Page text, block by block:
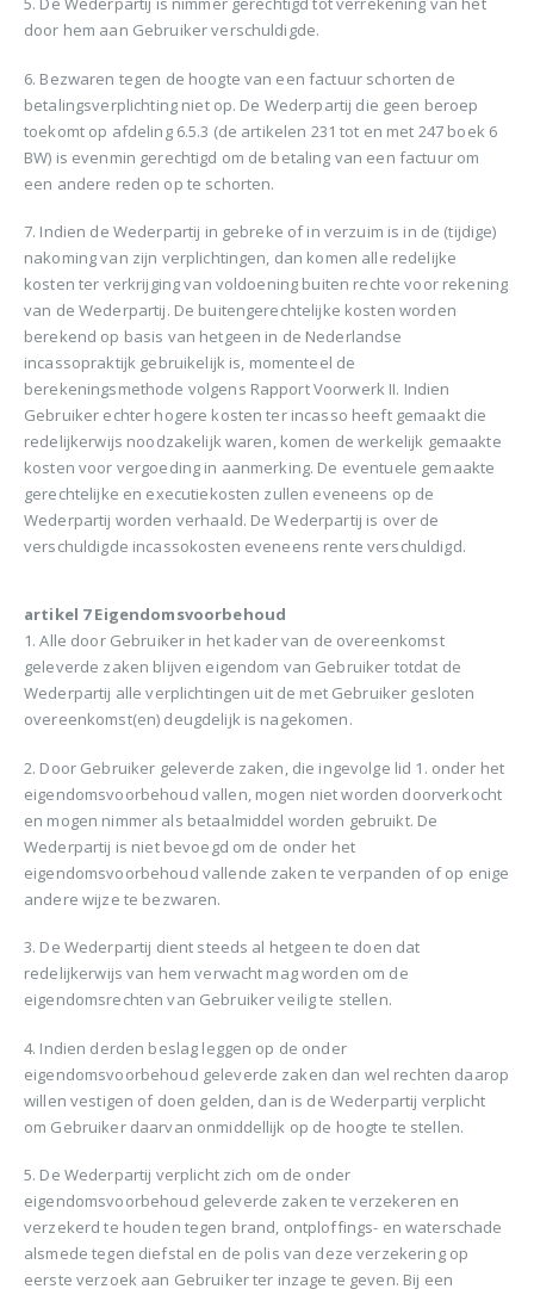
door hem aan Gebruiker verschuldigde.
6. Bezwaren tegen de hoogte van een factuur schorten de
betalingsverplichting niet op. De Wederpartij die geen beroep
toekomt op afdeling 6.5.3 (de artikelen 231 tot en met 247 boek 6
BW) is evenmin gerechtigd om de betaling van een factuur om
een andere reden op te schorten.
7. Indien de Wederpartij in gebreke of in verzuim is in de (tijdige)
nakoming van zijn verplichtingen, dan komen alle redelijke
kosten ter verkrijging van voldoening buiten rechte voor rekening
van de Wederpartij. De buitengerechtelijke kosten worden
berekend op basis van hetgeen in de Nederlandse
incassopraktijk gebruikelijk is, momenteel de
berekeningsmethode volgens Rapport Voorwerk II. Indien
Gebruiker echter hogere kosten ter incasso heeft gemaakt die
redelijkerwijs noodzakelijk waren, komen de werkelijk gemaakte
kosten voor vergoeding in aanmerking. De eventuele gemaakte
gerechtelijke en executiekosten zullen eveneens op de
Wederpartij worden verhaald. De Wederpartij is over de
verschuldigde incassokosten eveneens rente verschuldigd.
artikel 7 Eigendomsvoorbehoud
1. Alle door Gebruiker in het kader van de overeenkomst
geleverde zaken blijven eigendom van Gebruiker totdat de
Wederpartij alle verplichtingen uit de met Gebruiker gesloten
overeenkomst(en) deugdelijk is nagekomen.
2. Door Gebruiker geleverde zaken, die ingevolge lid 1. onder het
eigendomsvoorbehoud vallen, mogen niet worden doorverkocht
en mogen nimmer als betaalmiddel worden gebruikt. De
Wederpartij is niet bevoegd om de onder het
eigendomsvoorbehoud vallende zaken te verpanden of op enige
andere wijze te bezwaren.
3. De Wederpartij dient steeds al hetgeen te doen dat
redelijkerwijs van hem verwacht mag worden om de
eigendomsrechten van Gebruiker veilig te stellen.
4. Indien derden beslag leggen op de onder
eigendomsvoorbehoud geleverde zaken dan wel rechten daarop
willen vestigen of doen gelden, dan is de Wederpartij verplicht
om Gebruiker daarvan onmiddellijk op de hoogte te stellen.
5. De Wederpartij verplicht zich om de onder
eigendomsvoorbehoud geleverde zaken te verzekeren en
verzekerd te houden tegen brand, ontploffings- en waterschade
alsmede tegen diefstal en de polis van deze verzekering op
eerste verzoek aan Gebruiker ter inzage te geven. Bij een